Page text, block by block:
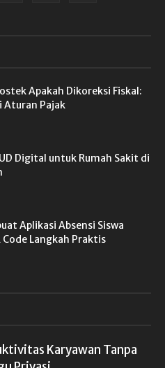
Apakah Dikoreksi Fiskal:
Aturan Pajak
Digital untuk Rumah Sakit di
Aplikasi Absensi Siswa
Code Langkah Praktis
Karyawan Tanpa